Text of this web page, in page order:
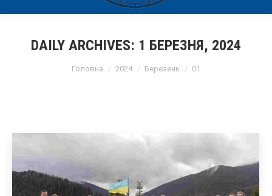
DAILY ARCHIVES: 1 БЕРЕЗНЯ, 2024
Головна 2024 Березень 01